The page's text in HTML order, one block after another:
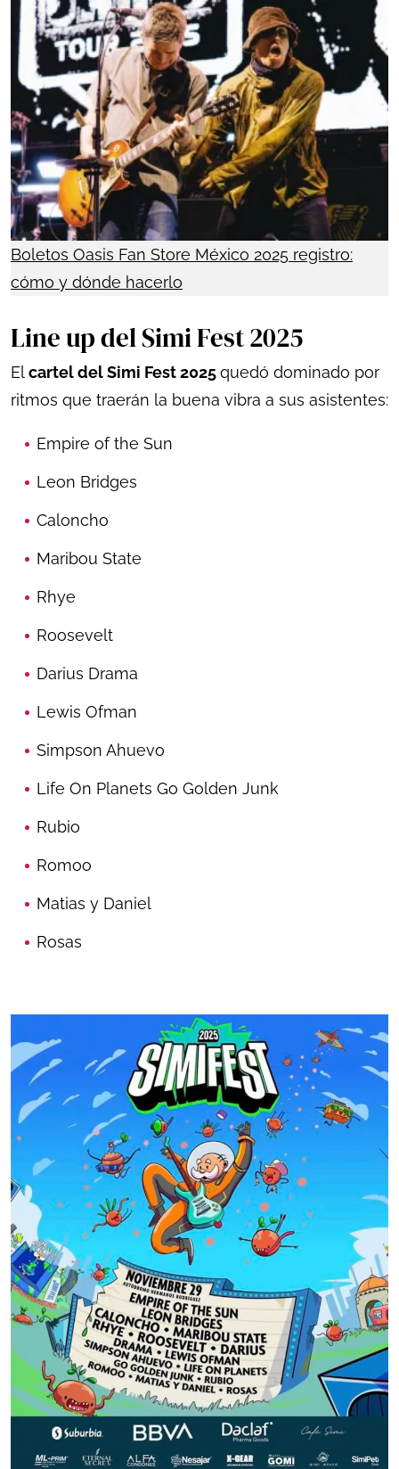
Boletos Oasis Fan Store México 2025 registro:
cómo y dónde hacerlo
Line up del Simi Fest 2025
Elcartel del Simi Fest 2025quedó dominado por
ritmos que traerán la buena vibra a sus asistentes:
Empire of the Sun
Leon Bridges
Caloncho
Maribou State
Rhye
Roosevelt
Darius Drama
Lewis Ofman
Simpson Ahuevo
Life On Planets Go Golden Junk
Rubio
Romoo
Matias y Daniel
Rosas